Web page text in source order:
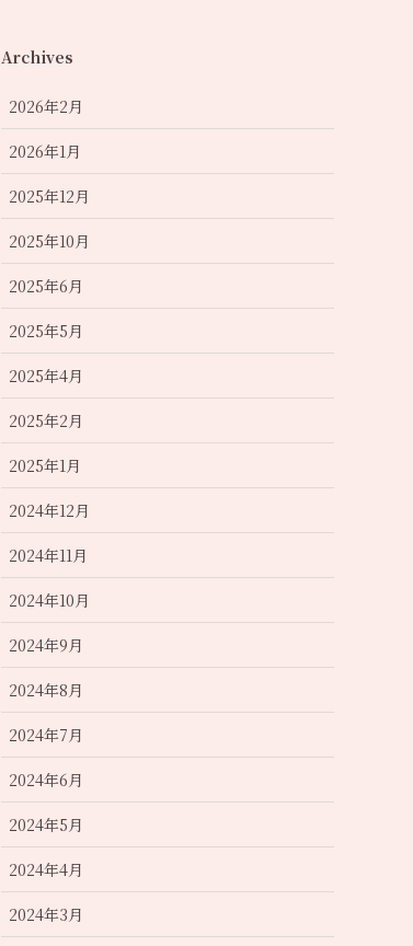
Archives
2026年2月
2026年1月
2025年12月
2025年10月
2025年6月
2025年5月
2025年4月
2025年2月
2025年1月
2024年12月
2024年11月
2024年10月
2024年9月
2024年8月
2024年7月
2024年6月
2024年5月
2024年4月
2024年3月